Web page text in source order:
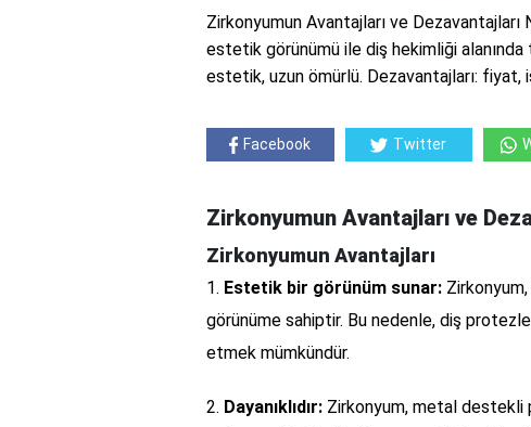
Zirkonyumun Avantajları ve Dezavantajları
estetik görünümü ile diş hekimliği
estetik, uzun ömürlü. Dezavantajları: fiyat,
Facebook Twitter
Zirkonyumun Avantajları ve
Zirkonyumun Avantajları
1. Estetik bir görünüm sunar:
görünüme sahiptir. Bu nedenle, diş
etmek mümkündür.
2. Dayanıklıdır: Zirkonyum, metal destekli